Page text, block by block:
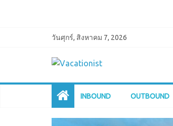
วันศุกร์, สิงหาคม 7, 2026
INBOUND OUTBOUND